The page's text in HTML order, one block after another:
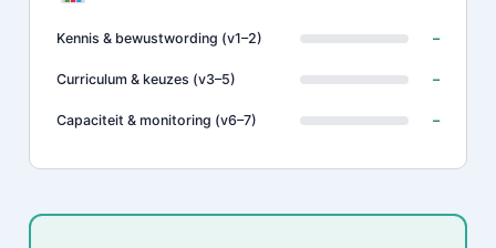
Kennis & bewustwording (v1–2) –
Curriculum & keuzes (v3–5) –
Capaciteit & monitoring (v6–7) –